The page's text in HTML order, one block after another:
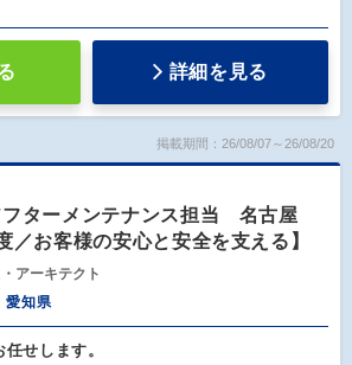
詳細を見る
掲載期間：26/08/07～26/08/20
フターメンテナンス担当 名古屋
／お客様の安心と安全を支える】
アーキテクト
愛知県
せします。